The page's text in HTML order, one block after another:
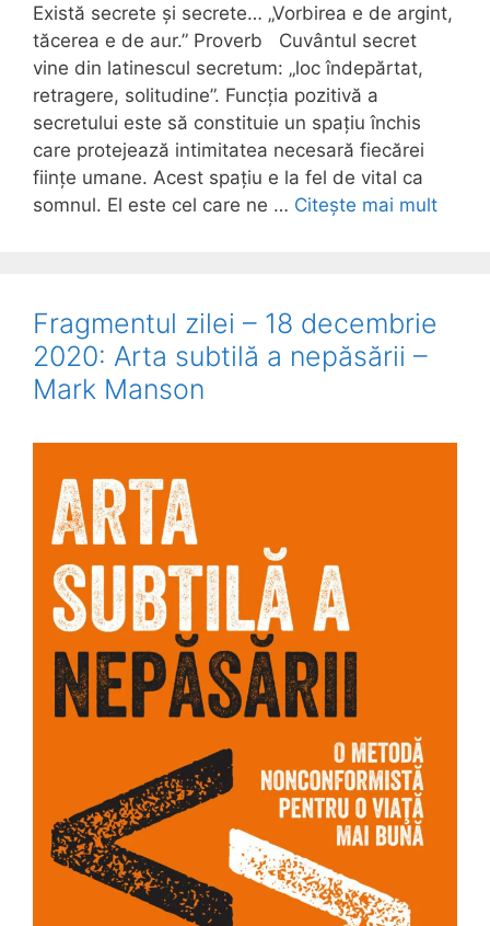
Există secrete și secrete… „Vorbirea e de argint,
tăcerea e de aur.” Proverb Cuvântul secret
vine din latinescul secretum: „loc îndepărtat,
retragere, solitudine”. Funcția pozitivă a
secretului este să constituie un spațiu închis
care protejează intimitatea necesară fiecărei
ființe umane. Acest spațiu e la fel de vital ca
somnul. El este cel care ne … Citește mai mult
Fragmentul zilei – 18 decembrie
2020: Arta subtilă a nepăsării –
Mark Manson